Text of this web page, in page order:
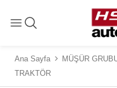
Ana Sayfa MÜŞÜR
TRAKTÖR